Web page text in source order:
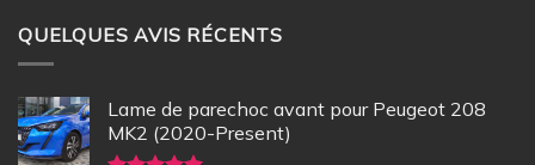
QUELQUES AVIS RÉCENTS
Lame de parechoc avant pour Peugeot 208
MK2 (2020-Present)